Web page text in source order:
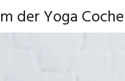
der Yoga